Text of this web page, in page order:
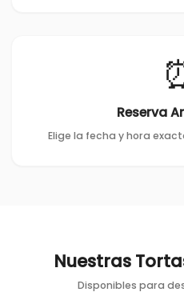
Reserva
Elige la fecha y hora
Nuestras
Disponibles para